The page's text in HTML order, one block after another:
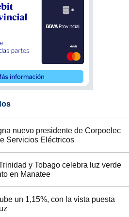
nuevo presidente de Corpoelec
Servicios Eléctricos
y Tobago celebra luz verde
en Manatee
un 1,15%, con la vista puesta